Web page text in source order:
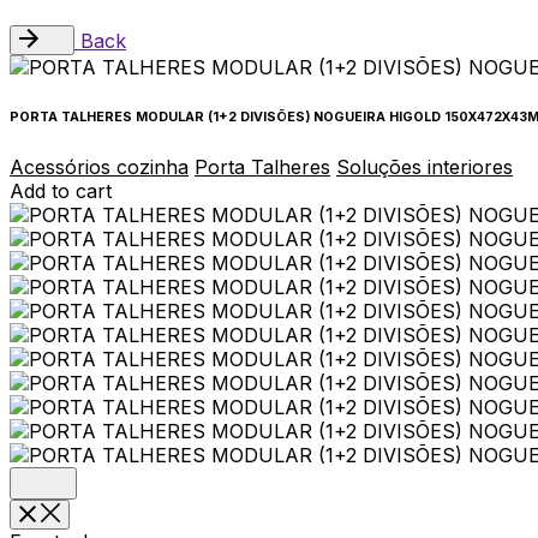
Back
PORTA TALHERES MODULAR (1+2 DIVISÕES) NOGUEIRA HIGOLD
Acessórios cozinha Porta Talheres Soluções interiores
Add to cart